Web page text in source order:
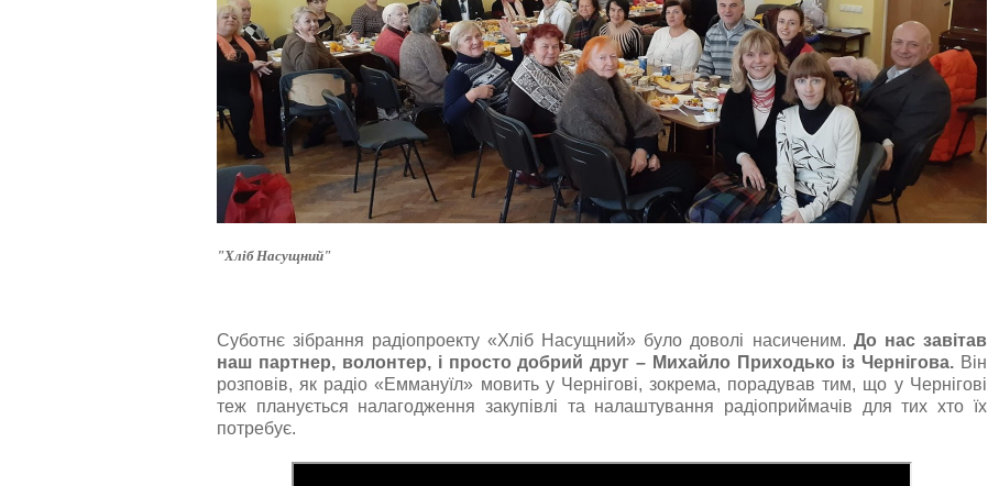
"Хліб Насущний"
Суботнє зібрання радіопроекту «Хліб Насущний» було доволі насиченим. До нас завітав
наш партнер, волонтер, і просто добрий друг – Михайло Приходько із Чернігова.Він
розповів, як радіо «Еммануїл» мовить у Чернігові, зокрема, порадував тим, що у Чернігові
теж планується налагодження закупівлі та налаштування радіоприймачів для тих хто їх
потребує.